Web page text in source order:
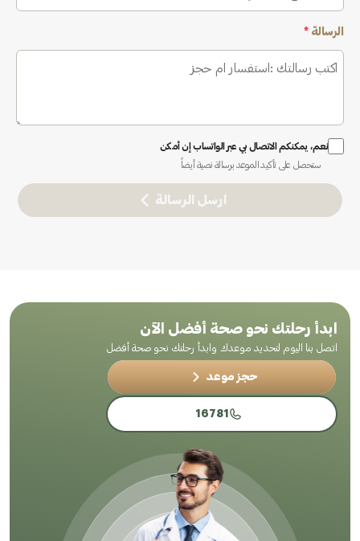
الرسالة *
نعم، يمكنكم الاتصال بي عبر الواتساب إن أمكن
ستحصل على تأكيد الموعد برسالة نصية أيضاً
ارسل الرسالة
ابدأ رحلتك نحو صحة أفضل الآن
اتصل بنا اليوم لتحديد موعدك وابدأ رحلتك نحو صحة أفضل
حجز موعد
16781